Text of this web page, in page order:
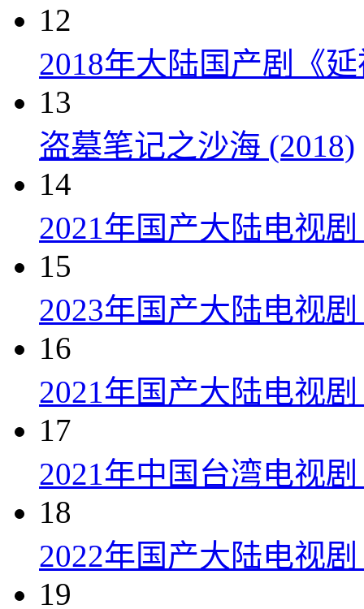
12
2018年大陆国产剧《
13
盗墓笔记之沙海 (2018)
14
2021年国产大陆电视
15
2023年国产大陆电视
16
2021年国产大陆电视
17
2021年中国台湾电视
18
2022年国产大陆电视
19